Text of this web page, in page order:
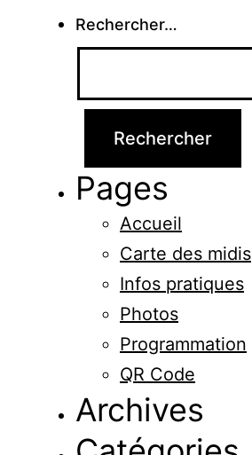
Rechercher…
Pages
Accueil
Carte des midis
Infos pratiques
Photos
Programmation
QR Code
Archives